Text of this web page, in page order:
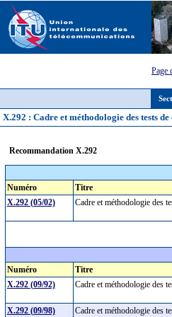
Page
X.292 : Cadre et méthodologie des tests
Recommandation X.292
Numéro
Titre
X.292 (05/02)
Cadre et méthodologie des
Numéro
Titre
X.292 (09/92)
Cadre et méthodologie des
X.292 (09/98) Cadre et méthodologie des